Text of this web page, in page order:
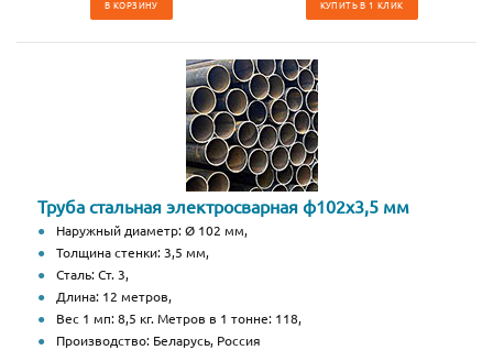
В КОРЗИНУ КУПИТЬ В 1 КЛИК
Труба стальная электросварная ф102x3,5 мм
Наружный диаметр: Ø 102 мм,
Толщина стенки: 3,5 мм,
Сталь: Ст. 3,
Длина: 12 метров,
Вес 1 мп: 8,5 кг. Метров в 1 тонне: 118,
Производство: Беларусь, Россия